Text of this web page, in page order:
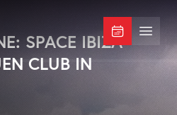
Menü
SPACE IBIZA
CLUB IN